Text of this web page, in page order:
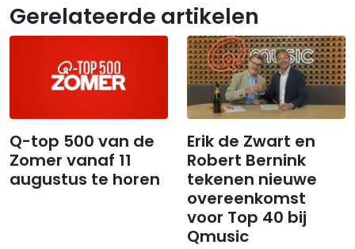
Gerelateerde artikelen
Q-top 500 van de
Zomer vanaf 11
augustus te horen
Erik de Zwart en
Robert Bernink
tekenen nieuwe
overeenkomst
voor Top 40 bij
Qmusic